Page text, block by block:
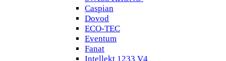
Caspian
Dovod
ECO-TEC
Eventum
Fanat
Intellekt 1233 V4